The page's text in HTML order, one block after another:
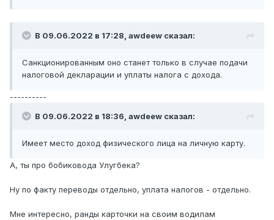
В 09.06.2022 в 17:28, awdeew сказал:
Санкционированным оно станет только в случае подачи
налоговой декларации и уплаты налога с дохода.
----------
В 09.06.2022 в 18:36, awdeew сказал:
Имеет место доход физического лица на личную карту.
А, ты про бобиковода Улугбека?
Ну по факту переводы отдельно, уплата налогов - отдельно.
Мне интересно, ранды карточки на своим водилам